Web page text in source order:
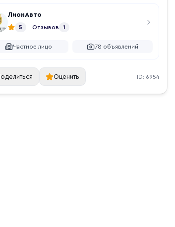
ЛионАвто
5 Отзывов 1
Частное лицо 78 объявлений
Оценить ID: 6954